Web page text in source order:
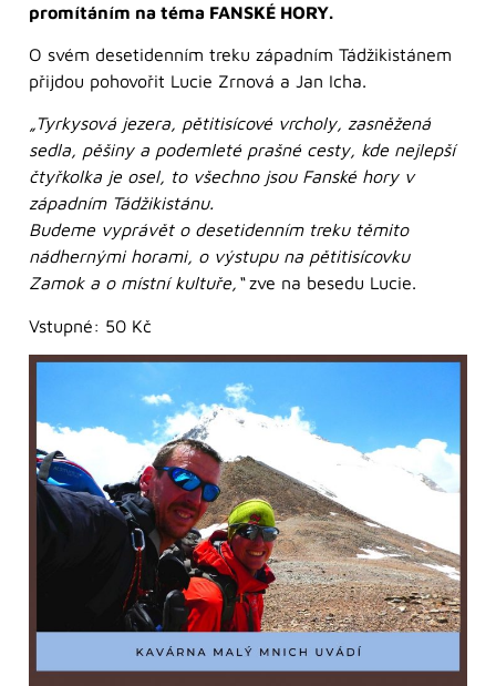
promítáním na téma FANSKÉ HORY.
O svém desetidenním treku západním Tádžikistánem
přijdou pohovořit Lucie Zrnová a Jan Icha.
„Tyrkysová jezera, pětitisícové vrcholy, zasněžená
sedla, pěšiny a podemleté prašné cesty, kde nejlepší
čtyřkolka je osel, to všechno jsou Fanské hory v
západním Tádžikistánu.
Budeme vyprávět o desetidenním treku těmito
nádhernými horami, o výstupu na pětitisícovku
Zamok a o místní kultuře,“zve na besedu Lucie.
Vstupné: 50 Kč